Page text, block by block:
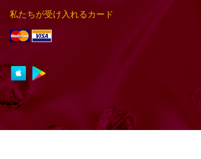
私たちが受け入れるカード